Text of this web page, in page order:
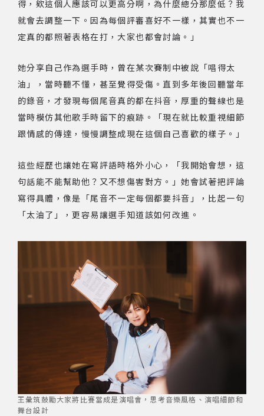
得，欸這個人應該可以更高分啊，為什麼總分那麼低？我
就會去調整一下。因為每個評審喜好不一樣，其實也不一
定真的都照著表格在打，大家也都會討論。」
她分享自己作為選手時，曾在某次賽制中被說「唱得太
油」，當時聽不懂，甚至覺得受傷。直到多年後回聽當年
的錄音，才發現每個尾音真的都在抖音，厚重的聲線也是
當時模仿其他歌手時留下的痕跡。「現在就比較重視細節
跟情感的傳達，慢慢調整成現在這個自己喜歡的樣子。」
這些經歷也讓她在寫評語時格外小心，「我開始會想，這
句話能不能幫助他？又不想傷害對方。」她會試著把評論
寫得具體，像是「尾音不一定每個都要抖音」，比起一句
「太油了」，更容易讓選手知道該如何改進。
王彙筑鼓勵大家將比賽當成是演唱會，思考音樂風格、演唱細節和
舞台設計